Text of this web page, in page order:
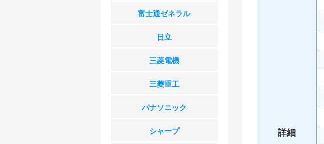
詳細
富士通ゼネラル
日立
三菱電機
三菱重工
パナソニック
シャープ